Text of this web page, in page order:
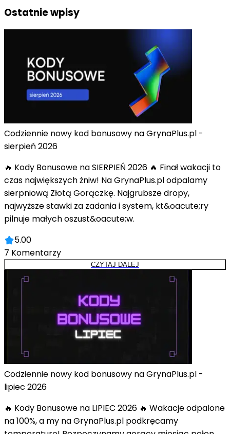
Ostatnie wpisy
Codziennie nowy kod bonusowy na GrynaPlus.pl -
sierpień 2026
🔥 Kody Bonusowe na SIERPIEŃ 2026 🔥 Finał wakacji to
czas największych żniw! Na GrynaPlus.pl odpalamy
sierpniową Złotą Gorączkę. Najgrubsze dropy,
najwyższe stawki za zadania i system, kt&oacute;ry
pilnuje małych oszust&oacute;w.
5.00
7 Komentarzy
CZYTAJ DALEJ
Codziennie nowy kod bonusowy na GrynaPlus.pl -
lipiec 2026
🔥 Kody Bonusowe na LIPIEC 2026 🔥 Wakacje odpalone
na 100%, a my na GrynaPlus.pl podkręcamy